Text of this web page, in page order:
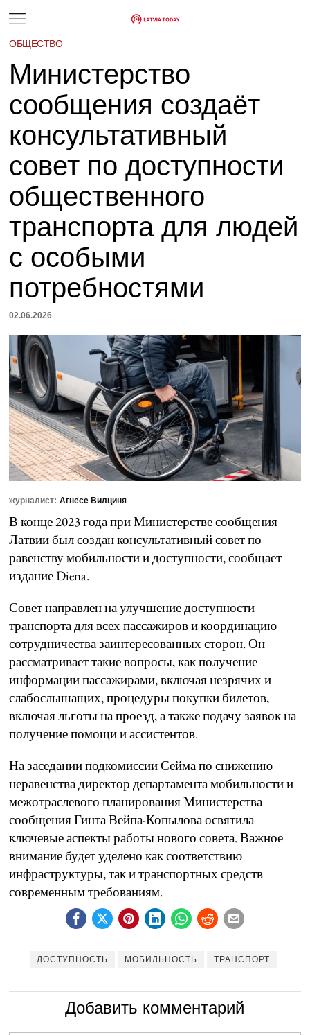
ОБЩЕСТВО
Министерство
сообщения создаёт
консультативный
совет по доступности
общественного
транспорта для людей
с особыми
потребностями
02.06.2026
журналист: Агнесе Вилциня
В конце 2023 года при Министерстве сообщения
Латвии был создан консультативный совет по
равенству мобильности и доступности, сообщает
издание Diena.
Совет направлен на улучшение доступности
транспорта для всех пассажиров и координацию
сотрудничества заинтересованных сторон. Он
рассматривает такие вопросы, как получение
информации пассажирами, включая незрячих и
слабослышащих, процедуры покупки билетов,
включая льготы на проезд, а также подачу заявок на
получение помощи и ассистентов.
На заседании подкомиссии Сейма по снижению
неравенства директор департамента мобильности и
межотраслевого планирования Министерства
сообщения Гинта Вейпа-Копылова освятила
ключевые аспекты работы нового совета. Важное
внимание будет уделено как соответствию
инфраструктуры, так и транспортных средств
современным требованиям.
ДОСТУПНОСТЬ МОБИЛЬНОСТЬ ТРАНСПОРТ
Добавить комментарий